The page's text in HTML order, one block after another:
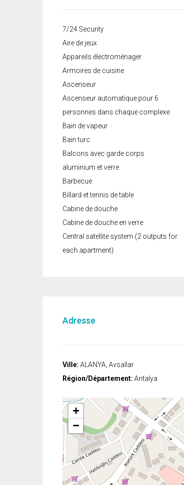
7/24 Security
Aire de jeux
Appareils électroménager
Armoires de cuisine
Ascenseur
Ascenseur automatique pour 6
personnes dans chaque complexe
Bain de vapeur
Bain turc
Balcons avec garde corps
aluminium et verre
Barbecue
Billard et tennis de table
Cabine de douche
Cabine de douche en verre
Central satellite system (2 outputs for
each apartment)
Adresse
Ville: ALANYA, Avsallar
Région/Département: Antalya
+
−